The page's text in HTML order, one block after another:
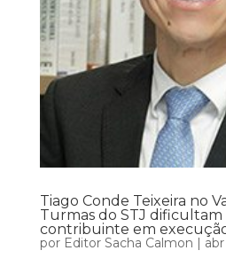
Tiago Conde Teixeira no
Turmas do STJ dificultam
contribuinte em execução
por Editor Sacha Calmon | abr